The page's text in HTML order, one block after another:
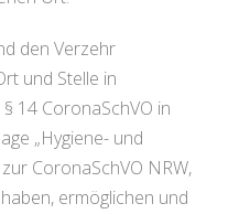
den Verzehr
und Stelle in
14 CoronaSchVO in
„Hygiene- und
CoronaSchVO NRW,
ermöglichen und